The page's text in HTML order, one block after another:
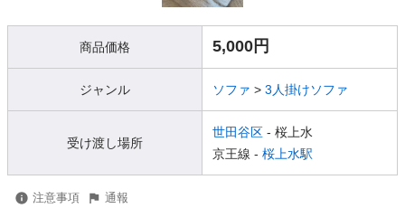
商品価格 5,000円
ジャンル ソファ > 3人掛けソファ
受け渡し場所
世田谷区 - 桜上水
京王線 - 桜上水駅
注意事項 通報